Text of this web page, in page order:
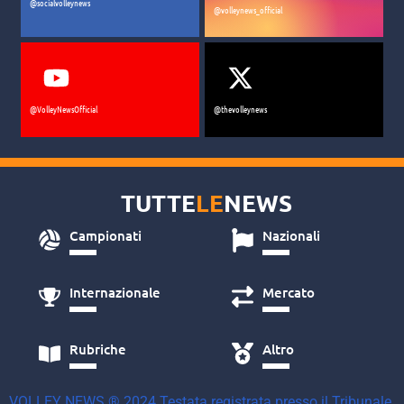
@volleynews_official
@VolleyNewsOfficial @thevolleynews
TUTTELENEWS
Campionati Nazionali
Internazionale Mercato
Rubriche Altro